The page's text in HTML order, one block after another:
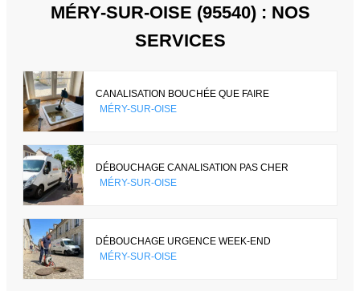
MÉRY-SUR-OISE (95540) : NOS
SERVICES
CANALISATION BOUCHÉE QUE FAIRE
MÉRY-SUR-OISE
DÉBOUCHAGE CANALISATION PAS CHER
MÉRY-SUR-OISE
DÉBOUCHAGE URGENCE WEEK-END
MÉRY-SUR-OISE